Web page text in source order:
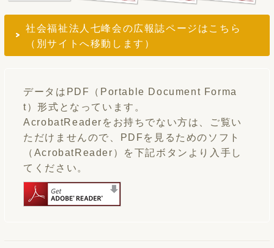
社会福祉法人七峰会の広報誌ページはこちら
（別サイトへ移動します）
データはPDF（Portable Document Forma
t）形式となっています。
AcrobatReaderをお持ちでない方は、ご覧い
ただけませんので、PDFを見るためのソフト
（AcrobatReader）を下記ボタンより入手し
てください。